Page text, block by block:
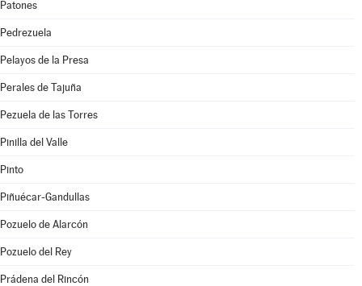
Patones
Pedrezuela
Pelayos de la Presa
Perales de Tajuña
Pezuela de las Torres
Pinilla del Valle
Pinto
Piñuécar-Gandullas
Pozuelo de Alarcón
Pozuelo del Rey
Prádena del Rincón